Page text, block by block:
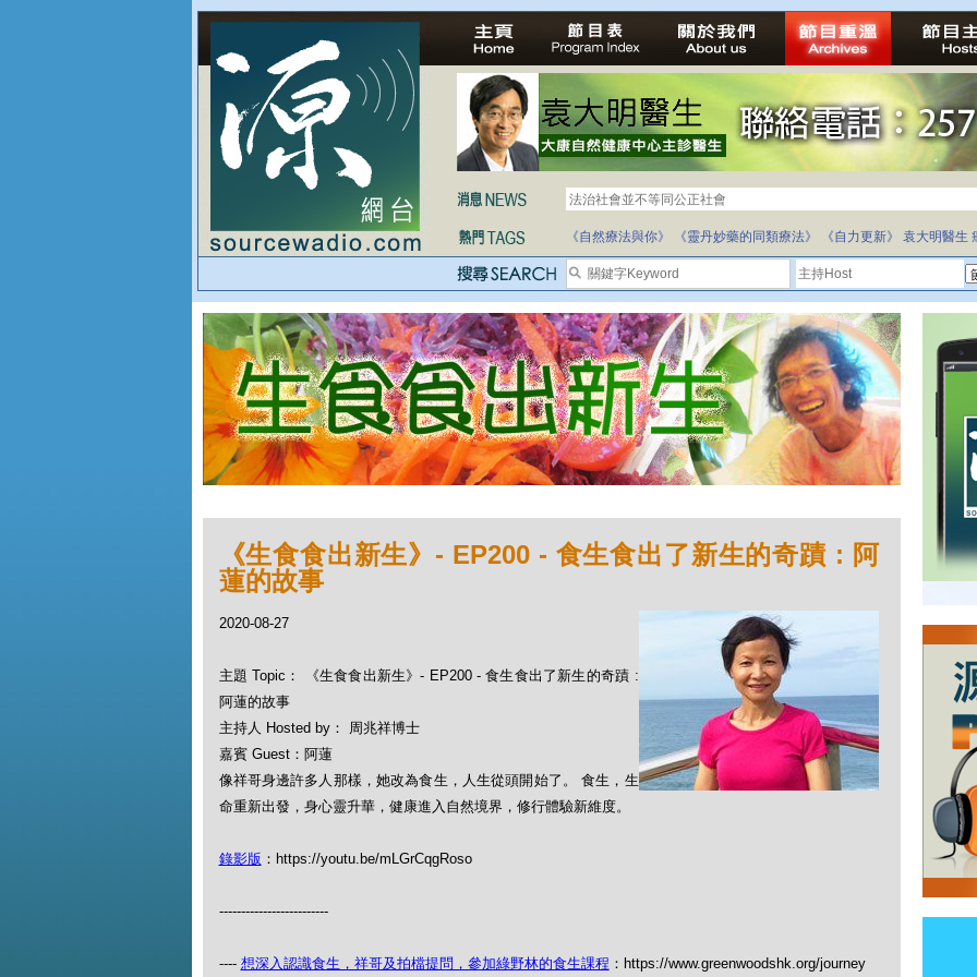
法治社會並不等同公正社會
自家教育合法化-推動多元化教育，全民學卷制
《自然療法與你》
《靈丹妙藥的同類療法》 《自力更新》 袁大明醫生
《生食食出新生》- EP200 - 食生食出了新生的奇蹟 : 阿
蓮的故事
2020-08-27
主題 Topic： 《生食食出新生》- EP200 - 食生食出了新生的奇蹟 :
阿蓮的故事
主持人 Hosted by： 周兆祥博士
嘉賓 Guest：阿蓮
像祥哥身邊許多人那樣，她改為食生，人生從頭開始了。 食生，生
命重新出發，身心靈升華，健康進入自然境界，修行體驗新維度。
錄影版 ：https://youtu.be/mLGrCqgRoso
-------------------------
---- 想深入認識食生，祥哥及拍檔提問，參加綠野林的食生課程 ：https://www.greenwoodshk.org/journey